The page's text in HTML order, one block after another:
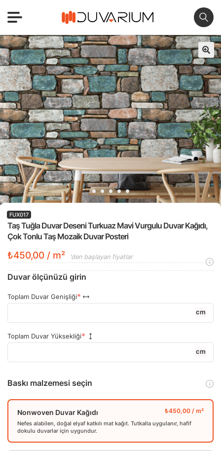
🔍
Taş Tuğla Duvar Deseni Turkuaz Mavi Vurgulu Duvar Kağıdı,
Çok Tonlu Taş Mozaik Duvar Posteri
FUX017
₺450,00 / m² 'den başlayan fiyatlar
Duvar ölçünüzü girin
Toplam Duvar Genişliği
cm
Toplam Duvar Yüksekliği
cm
Baskı malzemesi seçin
Nonwoven Duvar Kağıdı
Nefes alabilen, doğal elyaf katkılı mat kağıt. Tutkalla uygulanır, hafif
dokulu duvarlar için uygundur.